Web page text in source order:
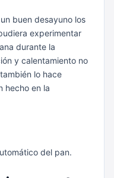
buen desayuno los
experimentar
durante la
y calentamiento no
lo hace
hecho en la
del pan.